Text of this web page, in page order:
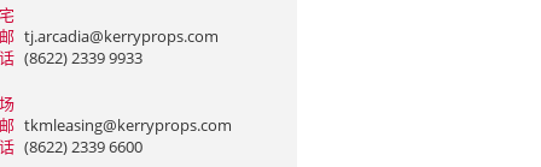
tj.arcadia@kerryprops.com
(8622) 2339 9933
tkmleasing@kerryprops.com
(8622) 2339 6600